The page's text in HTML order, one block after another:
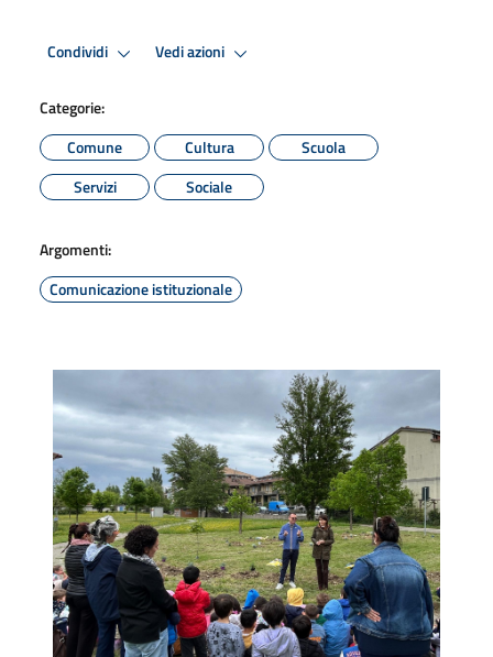
Condividi Vedi azioni
Categorie:
Comune
Cultura
Scuola
Servizi
Sociale
Argomenti:
Comunicazione istituzionale